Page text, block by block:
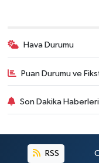
Hava Durumu
Puan Durumu ve
Son Dakika Haberleri
RSS